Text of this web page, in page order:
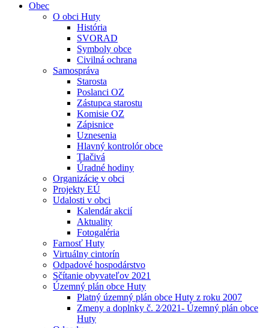
Obec
O obci Huty
História
SVORAD
Symboly obce
Civilná ochrana
Samospráva
Starosta
Poslanci OZ
Zástupca starostu
Komisie OZ
Zápisnice
Uznesenia
Hlavný kontrolór obce
Tlačivá
Úradné hodiny
Organizácie v obci
Projekty EÚ
Udalosti v obci
Kalendár akcií
Aktuality
Fotogaléria
Farnosť Huty
Virtuálny cintorín
Odpadové hospodárstvo
Sčítanie obyvateľov 2021
Územný plán obce Huty
Platný územný plán obce Huty z roku 2007
Zmeny a doplnky č. 2⁄2021- Územný plán obce
Huty